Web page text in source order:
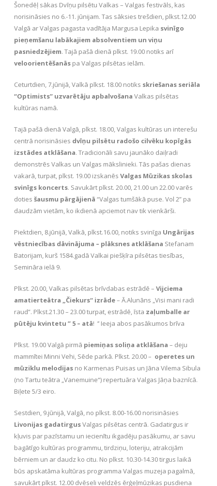
Šonedēļ sākas Dvīņu pilsētu Valkas – Valgas festivāls, kas
norisināsies no 6.-11. jūnijam. Tas sāksies trešdien, plkst.12.00
Valgā ar Valgas pagasta vadītāja Margusa Lepika svinīgo
pieņemšanu labākajiem absolventiem un viņu
pasniedzējiem. Tajā pašā dienā plkst. 19.00 notiks arī
veloorientēšanās pa Valgas pilsētas ielām.
Ceturtdien, 7.jūnijā, Valkā plkst. 18.00 notiks skriešanas seriāla
“Optimists” uzvarētāju apbalvošana Valkas pilsētas
kultūras namā.
Tajā pašā dienā Valgā, plkst. 18.00, Valgas kultūras un interešu
centrā norisināsies dvīņu pilsētu radošo cilvēku kopīgās
izstādes atklāšana. Tradicionāli savu jaunāko daiļradi
demonstrēs Valkas un Valgas mākslinieki. Tās pašas dienas
vakarā, turpat, plkst. 19.00 izskanēs Valgas Mūzikas skolas
svinīgs koncerts. Savukārt plkst. 20.00, 21.00 un 22.00 varēs
doties šausmu pārgājienā “Valgas tumšākā puse. Vol 2” pa
daudzām vietām, ko ikdienā apciemot nav tik vienkārši.
Piektdien, 8.jūnijā, Valkā, plkst.16.00, notiks svinīga Ungārijas
vēstniecības dāvinājuma – plāksnes atklāšana Stefanam
Batorijam, kurš 1584.gadā Valkai piešķīra pilsētas tiesības,
Semināra ielā 9.
Plkst. 20.00, Valkas pilsētas brīvdabas estrādē – Vijciema
amatierteātra „Čiekurs“ izrāde– Ā.Alunāns „Visi mani radi
raud”. Plkst.21.30 – 23.00 turpat, estrādē, īsta zaļumballe ar
pūtēju kvintetu ’’ 5 – atā! ’’ Ieeja abos pasākumos brīva
Plkst. 19.00 Valgā pirmā piemiņas soliņa atklāšana – deju
mammītei Minni Vehi, Sēde parkā. Plkst. 20.00 – operetes un
mūziklu melodijas no Karmenas Puisas un Jāna Vilema Sibula
(no Tartu teātra „Vanemuine“) repertuāra Valgas Jāņa baznīcā.
Biļete 5/3 eiro.
Sestdien, 9.jūnijā, Valgā, no plkst. 8.00-16.00 norisināsies
Livonijas gadatirgusValgas pilsētas centrā. Gadatirgus ir
kļuvis par pazīstamu un iecienītu ikgadēju pasākumu, ar savu
bagātīgo kultūras programmu, tirdziņu, loteriju, atrakcijām
bērniem un ar daudz ko citu. No plkst. 10.30-14.30 tirgus laikā
būs apskatāma kultūras programma Valgas muzeja pagalmā,
savukārt plkst. 12.00 dvēseli veldzēs ērģeļmūzikas pusdiena